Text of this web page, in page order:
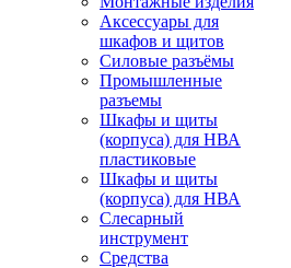
Аксессуары для
шкафов и щитов
Силовые разъёмы
Промышленные
разъемы
Шкафы и щиты
(корпуса) для НВА
пластиковые
Шкафы и щиты
(корпуса) для НВА
Слесарный
инструмент
Средства